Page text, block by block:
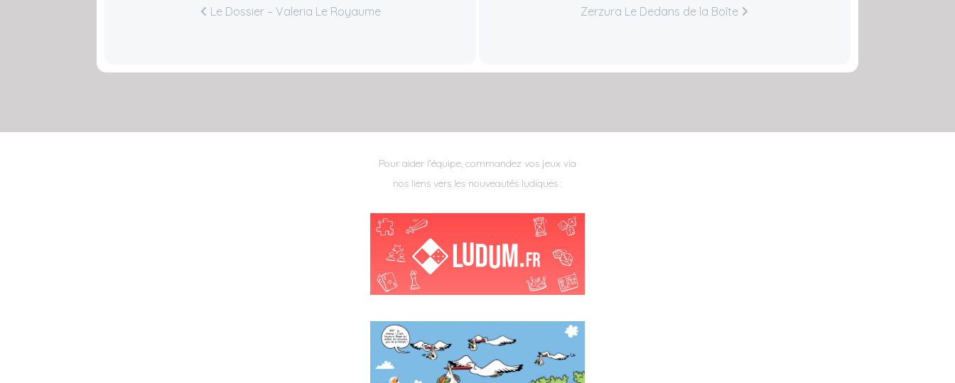
Le Dossier – Valeria Le Royaume Zerzura Le Dedans de la Boîte
Pour aider l'équipe, commandez vos jeux via
nos liens vers les nouveautés ludiques :